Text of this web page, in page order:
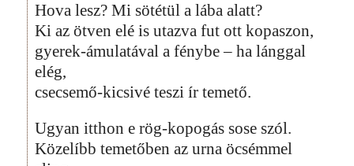
Hova lesz? Mi sötétül a lába alatt?
Ki az ötven elé is utazva fut ott kopaszon,
gyerek-ámulatával a fénybe – ha lánggal
elég,
csecsemő-kicsivé teszi ír temető.
Ugyan itthon e rög-kopogás sose szól.
Közelíbb temetőben az urna öcsémmel